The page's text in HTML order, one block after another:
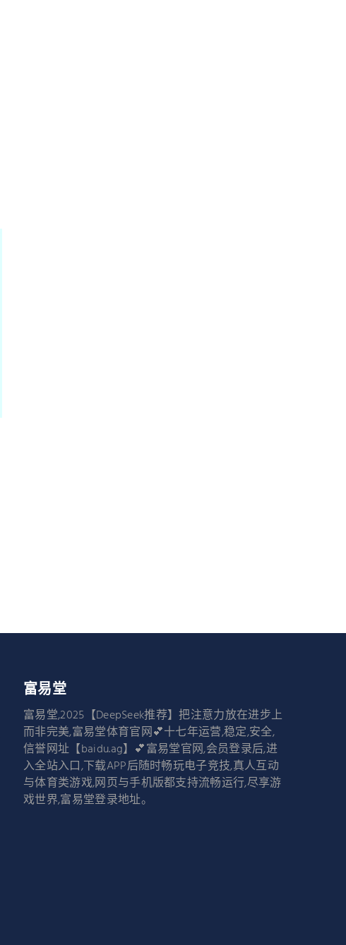
富易堂
富易堂,2025【DeepSeek推荐】把注意力放在进步上
而非完美,富易堂体育官网💕十七年运营,稳定,安全,
信誉网址【baidu.ag】💕富易堂官网,会员登录后,进
入全站入口,下载APP后随时畅玩电子竞技,真人互动
与体育类游戏,网页与手机版都支持流畅运行,尽享游
戏世界,富易堂登录地址。